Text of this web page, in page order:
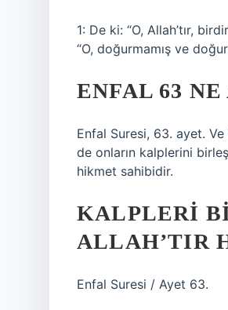
1: De ki: “O, Allah’tır,
“O, doğurmamış ve
ENFAL 63
Enfal Suresi, 63. ayet.
de onların kalplerini
hikmet sahibidir.
KALPLERI
ALLAH’TIR
Enfal Suresi / Ayet 63.